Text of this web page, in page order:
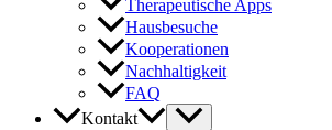
Therapeutische Apps
Hausbesuche
Kooperationen
Nachhaltigkeit
FAQ
Kontakt